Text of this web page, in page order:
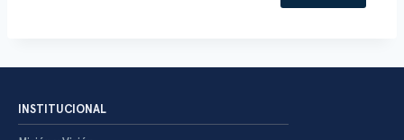
INSTITUCIONAL